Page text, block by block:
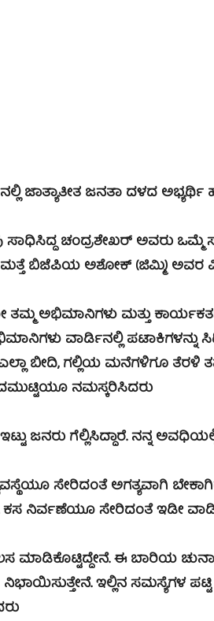
ಜನತಾ ದಳದ ಅಭ್ಯರ್ಥಿ
ಚಂದ್ರಶೇಖರ್ ಅವರು
ಮತ್ತೆ ಬಿಜೆಪಿಯ ಅಶೋಕ್ (ಜಿಮ್ಮಿ) ಅವರ
ಅಭಿಮಾನಿಗಳು ಮತ್ತು
ವಾರ್ಡಿನಲ್ಲಿ ಪಟಾಕಿಗಳನ್ನು
ಬೀದಿ, ಗಲ್ಲಿಯ ಮನೆಗಳಿಗೂ ತೆರಳಿ
ನಮಸ್ಕರಿಸಿದರು
ಗೆಲ್ಲಿಸಿದ್ದಾರೆ. ನನ್ನ
ಸೇರಿದಂತೆ ಅಗತ್ಯವಾಗಿ
ನಿರ್ವಣೆಯೂ ಸೇರಿದಂತೆ ಇಡೀ
ಈ ಬಾರಿಯ
ನಿಭಾಯಿಸುತ್ತೇನೆ. ಇಲ್ಲಿನ ಸಮಸ್ಯೆಗಳ